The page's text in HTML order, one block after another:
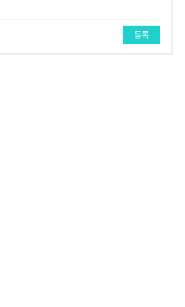
등록